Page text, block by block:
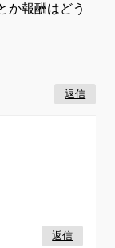
か報酬はどう
返信
返信